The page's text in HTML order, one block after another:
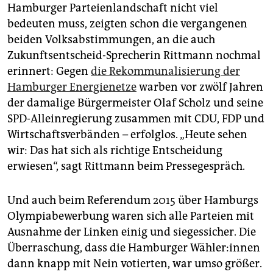
Hamburger Parteienlandschaft nicht viel
bedeuten muss, zeigten schon die vergangenen
beiden Volksabstimmungen, an die auch
Zukunftsentscheid-Sprecherin Rittmann nochmal
erinnert: Gegen die Rekommunalisierung der
Hamburger Energienetzewarben vor zwölf Jahren
der damalige Bürgermeister Olaf Scholz und seine
SPD-Alleinregierung zusammen mit CDU, FDP und
Wirtschaftsverbänden – erfolglos. „Heute sehen
wir: Das hat sich als richtige Entscheidung
erwiesen“, sagt Rittmann beim Pressegespräch.
Und auch beim Referendum 2015 über Hamburgs
Olympiabewerbung waren sich alle Parteien mit
Ausnahme der Linken einig und siegessicher. Die
Überraschung, dass die Hamburger Wäh­le­r:in­nen
dann knapp mit Nein votierten, war umso größer.